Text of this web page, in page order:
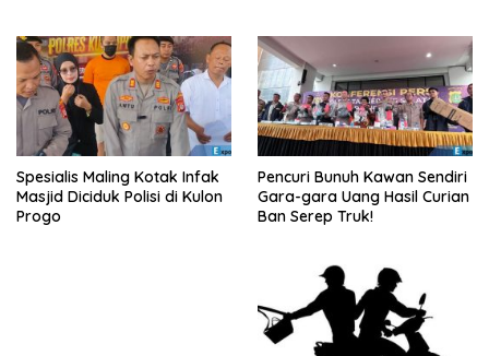
Spesialis Maling Kotak Infak
Masjid Diciduk Polisi di Kulon
Progo
Pencuri Bunuh Kawan Sendiri
Gara-gara Uang Hasil Curian
Ban Serep Truk!